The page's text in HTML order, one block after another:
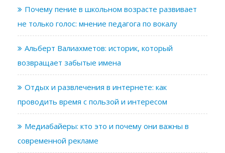
Почему пение в школьном возрасте развивает
не только голос: мнение педагога по вокалу
Альберт Валиахметов: историк, который
возвращает забытые имена
Отдых и развлечения в интернете: как
проводить время с пользой и интересом
Медиабайеры: кто это и почему они важны в
современной рекламе